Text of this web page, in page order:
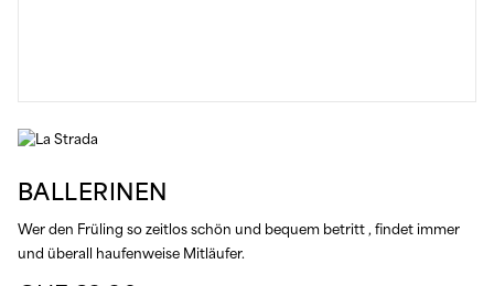
BALLERINEN
Wer den Früling so zeitlos schön und bequem betritt , findet immer
und überall haufenweise Mitläufer.